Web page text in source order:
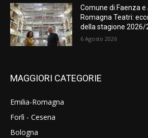
Comune di Faenza
Romagna Teatri:
della stagione 2026/
6 Agosto 2026
MAGGIORI CATEGORIE
Emilia-Romagna
Forlì - Cesena
Bologna